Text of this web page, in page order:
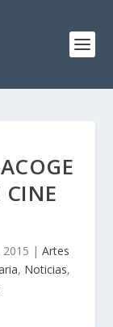
CINE
2015 | Artes
, Noticias,